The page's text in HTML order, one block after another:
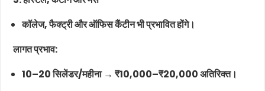
कॉलेज, फैक्ट्री और ऑफिस कैंटीन भी प्रभावित होंगे।
लागत प्रभाव:
10–20 सिलेंडर/महीना → ₹10,000–₹20,000 अतिरिक्त।